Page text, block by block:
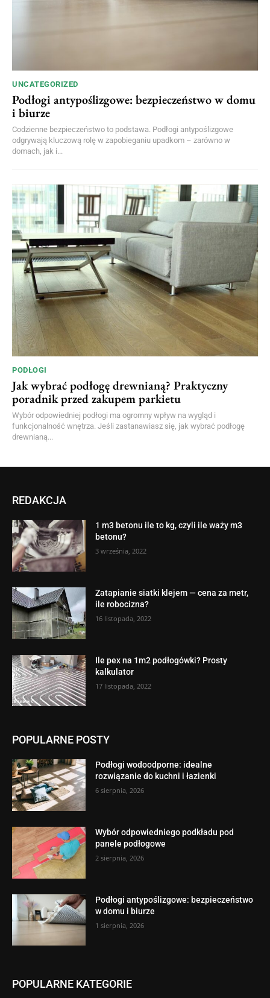
UNCATEGORIZED
Podłogi antypoślizgowe: bezpieczeństwo w domu
i biurze
Codzienne bezpieczeństwo to podstawa. Podłogi antypoślizgowe
odgrywają kluczową rolę w zapobieganiu upadkom – zarówno w
domach, jak i...
PODŁOGI
Jak wybrać podłogę drewnianą? Praktyczny
poradnik przed zakupem parkietu
Wybór odpowiedniej podłogi ma ogromny wpływ na wygląd i
funkcjonalność wnętrza. Jeśli zastanawiasz się, jak wybrać podłogę
drewnianą...
REDAKCJA
1 m3 betonu ile to kg, czyli ile waży m3
betonu?
3 września, 2022
Zatapianie siatki klejem — cena za metr,
ile robocizna?
16 listopada, 2022
Ile pex na 1m2 podłogówki? Prosty
kalkulator
17 listopada, 2022
POPULARNE POSTY
Podłogi wodoodporne: idealne
rozwiązanie do kuchni i łazienki
6 sierpnia, 2026
Wybór odpowiedniego podkładu pod
panele podłogowe
2 sierpnia, 2026
Podłogi antypoślizgowe: bezpieczeństwo
w domu i biurze
1 sierpnia, 2026
POPULARNE KATEGORIE